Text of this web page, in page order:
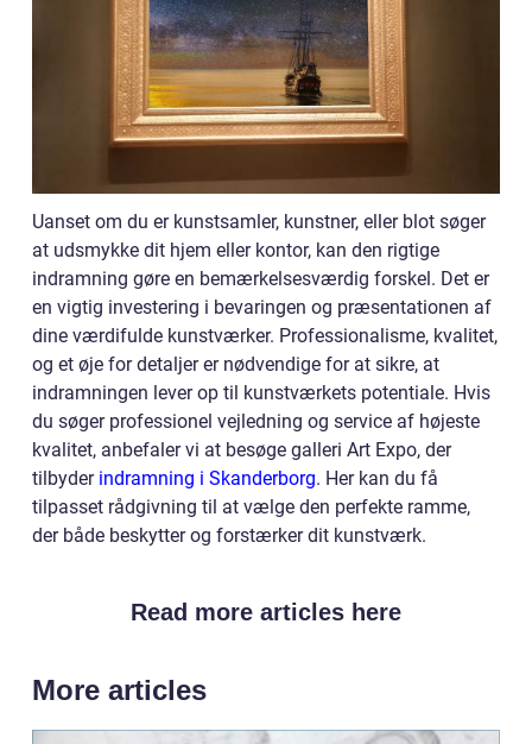
Uanset om du er kunstsamler, kunstner, eller blot søger
at udsmykke dit hjem eller kontor, kan den rigtige
indramning gøre en bemærkelsesværdig forskel. Det er
en vigtig investering i bevaringen og præsentationen af
dine værdifulde kunstværker. Professionalisme, kvalitet,
og et øje for detaljer er nødvendige for at sikre, at
indramningen lever op til kunstværkets potentiale. Hvis
du søger professionel vejledning og service af højeste
kvalitet, anbefaler vi at besøge galleri Art Expo, der
tilbyder indramning i Skanderborg. Her kan du få
tilpasset rådgivning til at vælge den perfekte ramme,
der både beskytter og forstærker dit kunstværk.
Read more articles here
More articles